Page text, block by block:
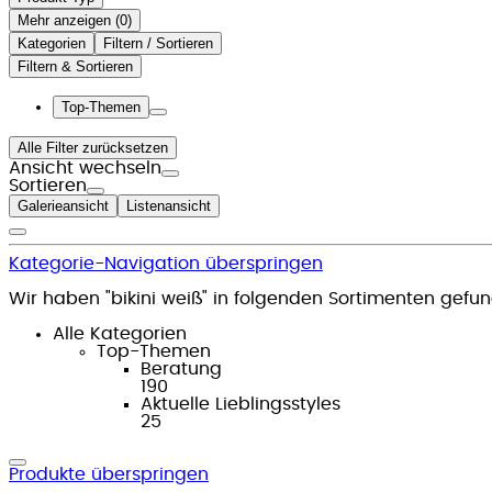
Mehr anzeigen ( )
Kategorien
Filtern / Sortieren
Filtern & Sortieren
Top-Themen
Alle Filter zurücksetzen
Ansicht wechseln
Sortieren
Galerieansicht Listenansicht
Kategorie-Navigation überspringen
Wir haben "bikini weiß" in folgenden Sortimenten
Alle Kategorien
Top-Themen
Beratung
190
Aktuelle Lieblingsstyles
25
Produkte überspringen